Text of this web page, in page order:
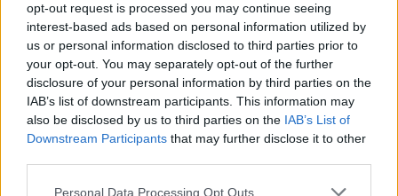
opt-out request is processed you may continue seeing
interest-based ads based on personal information utilized by
us or personal information disclosed to third parties prior to
your opt-out. You may separately opt-out of the further
disclosure of your personal information by third parties on the
IAB’s list of downstream participants. This information may
also be disclosed by us to third parties on the IAB’s List of
Downstream Participants that may further disclose it to other
Please note that this website/app uses one or more Google
Personal Data Processing Opt Outs
lezárnak a napokban, a közlekedés az átlagost is meghaladó
mértékben lebénul
Elromlott a biztosítóberendezés a ceglédi vasútvonalon,
alapos késések alakultak ki a menetrendhez képest,
kimaradás is előfordult
Ön szerint hogy készül a hamisítatlan szolnoki habos isler?
Országos ellenőrzés indult a hazai akkumulátoripari
üzemekben